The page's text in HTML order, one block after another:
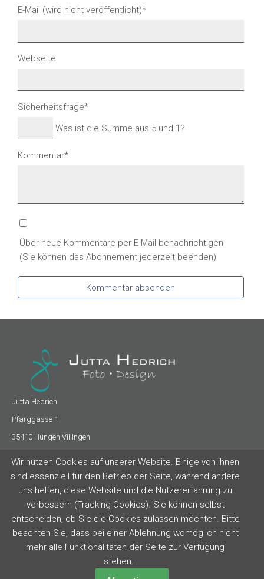
Pflichtfeld
E-Mail (wird nicht veröffentlicht)*
Webseite
Pflichtfeld
Sicherheitsfrage*
Was ist die Summe aus 5 und 1?
Pflichtfeld
Kommentar*
Über neue Kommentare per E-Mail benachrichtigen
(Sie können das Abonnement jederzeit beenden)
Kommentar absenden
Jutta Hedrich
Pfarggasse 1
35410 Hungen Villingen
Kontakt
Email
Facebook
Rechtliches
Impressum
Datenschutz
Wir nutzen Cookies auf unserer Website. Einige von ihnen
sind essenziell für den Betrieb der Seite, während andere
uns helfen, diese Website und die Nutzererfahrung zu
verbessern (Tracking Cookies). Sie können selbst
entscheiden, ob Sie die Cookies zulassen möchten. Bitte
beachten Sie, dass bei einer Ablehnung womöglich nicht
mehr alle Funktionalitäten der Seite zur Verfügung
stehen.